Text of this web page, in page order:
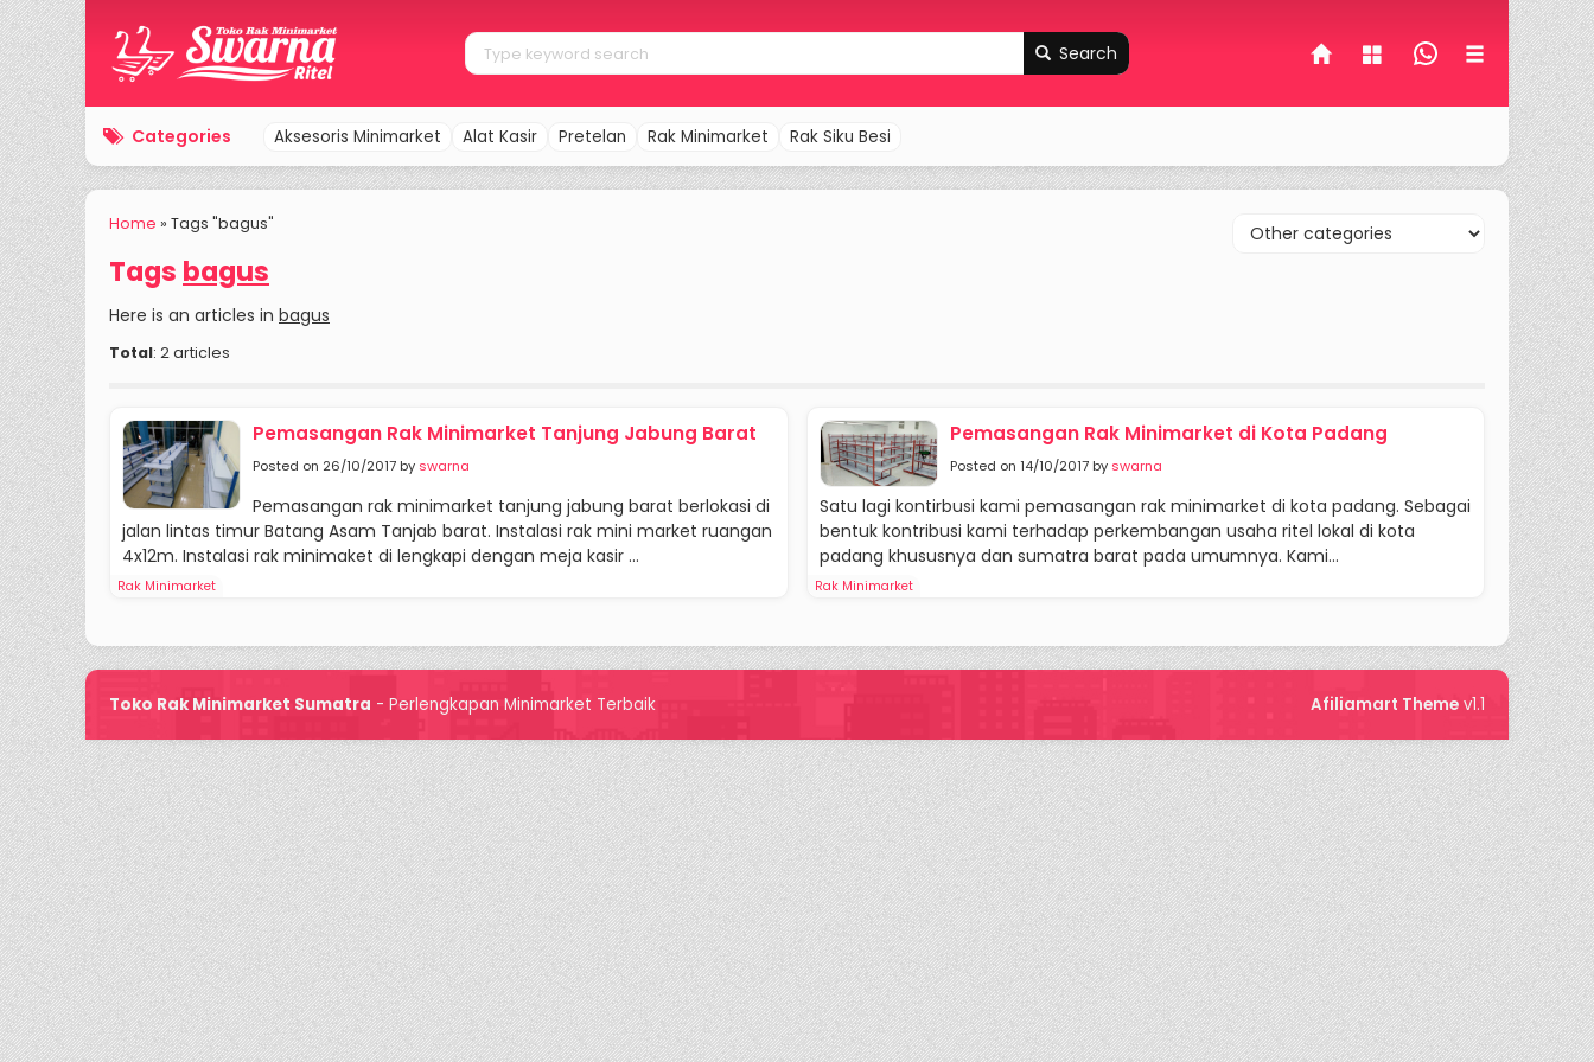
Search
Categories Aksesoris Minimarket Alat Kasir Pretelan Rak Minimarket Rak Siku Besi
Home » Tags "bagus"
Tags bagus
Here is an articles in bagus
Total: 2 articles
Pemasangan Rak Minimarket Tanjung Jabung Barat
Posted on 26/10/2017 by swarna
Pemasangan rak minimarket tanjung jabung barat berlokasi di
jalan lintas timur Batang Asam Tanjab barat. Instalasi rak mini market ruangan
4x12m. Instalasi rak minimaket di lengkapi dengan meja kasir ...
Rak Minimarket
Pemasangan Rak Minimarket di Kota Padang
Posted on 14/10/2017 by swarna
Satu lagi kontirbusi kami pemasangan rak minimarket di kota padang. Sebagai
bentuk kontribusi kami terhadap perkembangan usaha ritel lokal di kota
padang khususnya dan sumatra barat pada umumnya. Kami...
Rak Minimarket
Toko Rak Minimarket Sumatra - Perlengkapan Minimarket Terbaik Afiliamart Theme v1.1